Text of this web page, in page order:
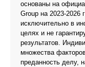
основаны на
Group на 2023-2026
исключительно в
целях и не
результатов.
множества
преданность делу,